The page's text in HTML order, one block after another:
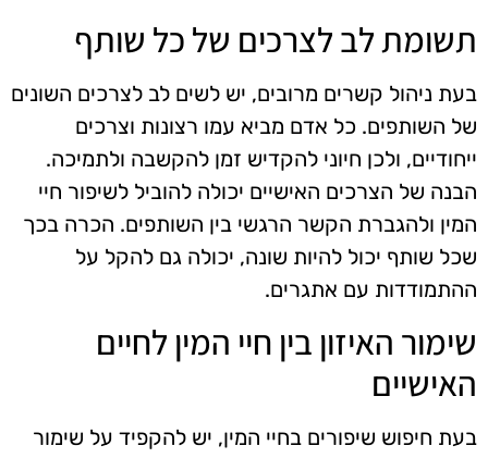
תשומת לב לצרכים של כל שותף
בעת ניהול קשרים מרובים, יש לשים לב לצרכים השונים
של השותפים. כל אדם מביא עמו רצונות וצרכים
ייחודיים, ולכן חיוני להקדיש זמן להקשבה ולתמיכה.
הבנה של הצרכים האישיים יכולה להוביל לשיפור חיי
המין ולהגברת הקשר הרגשי בין השותפים. הכרה בכך
שכל שותף יכול להיות שונה, יכולה גם להקל על
ההתמודדות עם אתגרים.
שימור האיזון בין חיי המין לחיים
האישיים
בעת חיפוש שיפורים בחיי המין, יש להקפיד על שימור